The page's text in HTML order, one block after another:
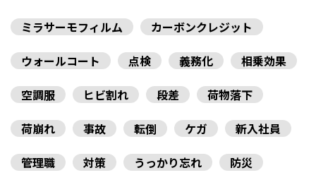
ミラサーモフィルム
カーボンクレジット
ウォールコート
点検 義務化
相乗効果
空調服
ヒビ割れ 段差
荷物落下
荷崩れ
事故 転倒 ケガ
新入社員
管理職
対策 うっかり忘れ
防災